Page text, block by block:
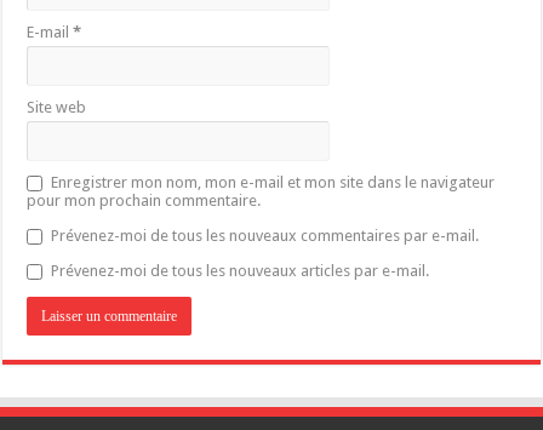
E-mail*
Site web
Enregistrer mon nom, mon e-mail et mon site dans le navigateur
pour mon prochain commentaire.
Prévenez-moi de tous les nouveaux commentaires par e-mail.
Prévenez-moi de tous les nouveaux articles par e-mail.